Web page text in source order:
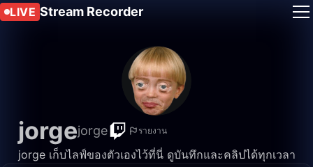
LIVE Stream Recorder
jorgejorge รายงาน
jorge เก็บไลฟ์ของตัวเองไว้ที่นี่ ดูบันทึกและคลิปได้ทุกเวลา